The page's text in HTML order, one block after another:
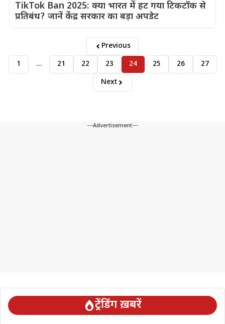
TikTok Ban 2025: क्या भारत में हट गया टिकटॉक से
प्रतिबंध? जानें केंद्र सरकार का बड़ा अपडेट
Previous
1
… 21 22 23 24 25 26
27
Next
---Advertisement---
ट्रेंडिंग ख़बरें